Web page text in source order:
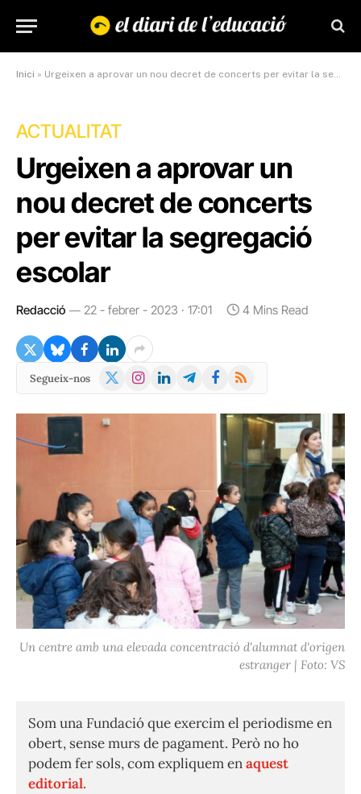
Inici » Urgeixen a aprovar un nou decret de concerts per evitar la segregació escolar
ACTUALITAT
Urgeixen a aprovar un
nou decret de concerts
per evitar la segregació
escolar
Redacció 22 - febrer - 2023 · 17:01 4 Mins Read
Segueix-nos
X
Instagram
LinkedInTelegramFacebook
RSS
Un centre amb una elevada concentració d'alumnat d'origen
estranger | Foto: VS
Som una Fundació que exercim el periodisme en
obert, sense murs de pagament. Però no ho
podem fer sols, com expliquem enaquest
editorial.